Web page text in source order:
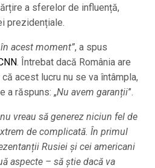
a sferelor de influență,
prezidențiale.
acest moment”, a spus
. Întrebat dacă România are
acest lucru nu se va întâmpla,
a răspuns: „Nu avem garanții”.
vreau să generez niciun fel de
de complicată. În primul
Rusiei și cei americani
aspecte – să știe dacă va